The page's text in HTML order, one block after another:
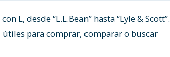
L, desde “L.L.Bean” hasta “Lyle & Scott”.
para comprar, comparar o buscar